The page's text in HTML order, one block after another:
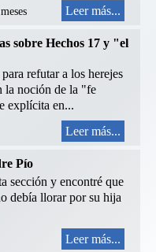
Leer más...
sobre Hechos 17 y "el
refutar a los herejes
la noción de la "fe
explícita en...
Leer más...
Pío
sección y encontré que
debía llorar por su hija
Leer más...